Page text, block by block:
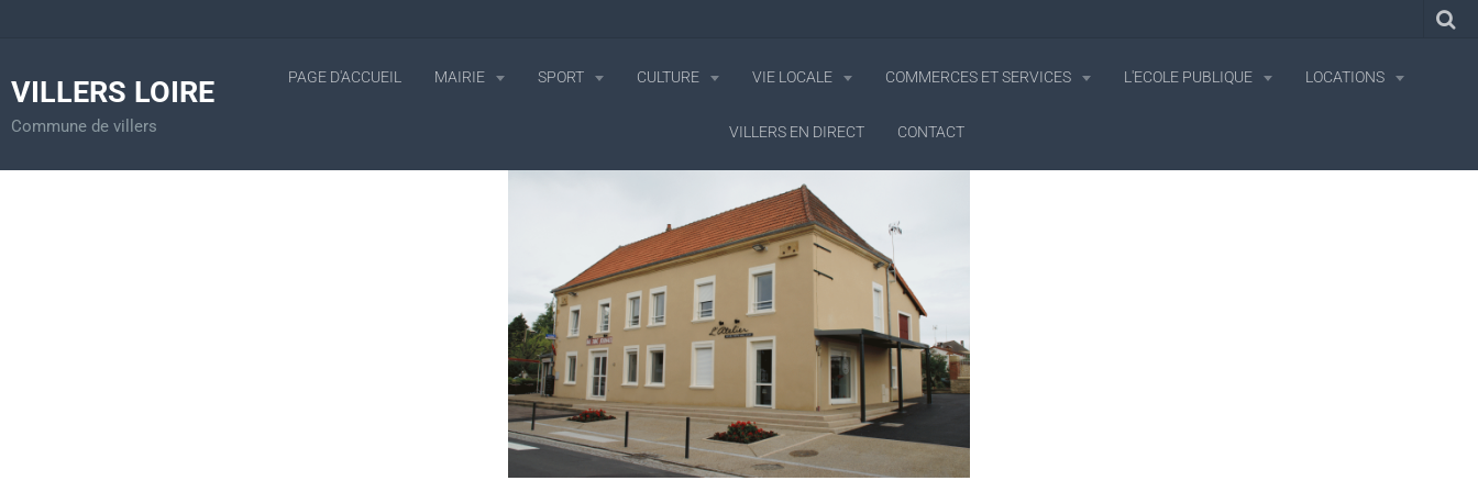
VILLERS LOIRE
Commune de villers
PAGE D'ACCUEIL MAIRIE SPORT CULTURE VIE LOCALE COMMERCES ET SERVICES L'ECOLE PUBLIQUE LOCATIONS
VILLERS EN DIRECT CONTACT